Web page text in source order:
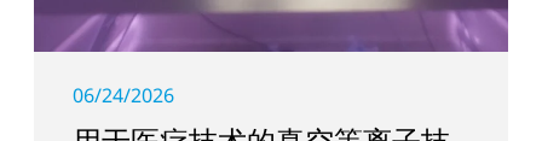
06/24/2026